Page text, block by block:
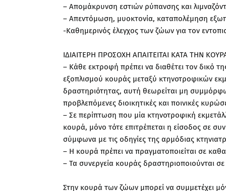
– Απομάκρυνση εστιών ρύπανσης και
– Απεντόμωση, μυοκτονία, καταπολέμηση
-Καθημερινός έλεγχος των ζώων για τον
ΙΔΙΑΙΤΕΡΗ ΠΡΟΣΟΧΗ ΑΠΑΙΤΕΙΤΑΙ ΚΑΤΑ ΤΗΝ
– Κάθε εκτροφή πρέπει να διαθέτει τον δικό
εξοπλισμού κουράς μεταξύ κτηνοτροφικών
δραστηριότητας, αυτή θεωρείται μη
προβλεπόμενες διοικητικές και ποινικές
– Σε περίπτωση που μία κτηνοτροφική
κουρά, μόνο τότε επιτρέπεται η είσοδος σε
σύμφωνα με τις οδηγίες της αρμόδιας
– Η κουρά πρέπει να πραγματοποιείται σε
– Τα συνεργεία κουράς δραστηριοποιούνται
Στην κουρά των ζώων μπορεί να συμμετέχει